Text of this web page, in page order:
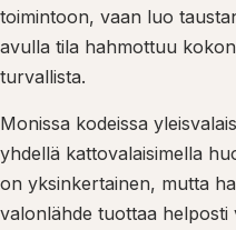
toimintoon, vaan luo
avulla tila hahmottuu
turvallista.
Monissa kodeissa
yhdellä kattovalaisimella
on yksinkertainen, mutta
valonlähde tuottaa helposti